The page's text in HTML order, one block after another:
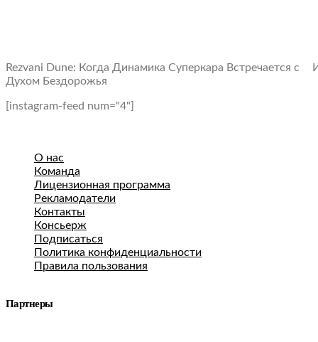
Rezvani Dune: Когда Динамика Суперкара Встречается с
Духом Бездорожья
[instagram-feed num="4"]
О нас
Команда
Лицензионная программа
Рекламодатели
Контакты
Консьерж
Подписаться
Политика конфиденциальности
Правила пользования
Партнеры